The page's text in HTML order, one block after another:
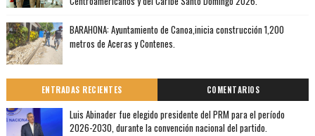
BARAHONA: Ayuntamiento de Canoa,inicia construcción 1,200
metros de Aceras y Contenes.
ENTRADAS RECIENTES COMENTARIOS
Luis Abinader fue elegido presidente del PRM para el período
2026-2030, durante la convención nacional del partido.